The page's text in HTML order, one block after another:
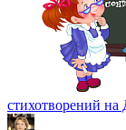
стихотворений на